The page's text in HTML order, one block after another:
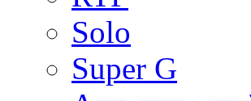
Solo
Super G